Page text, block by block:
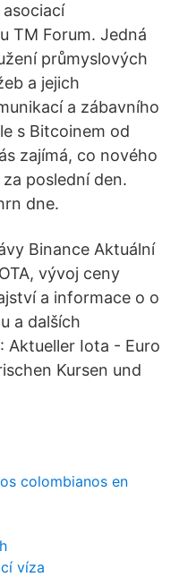
TM Forum. Jedná
průmyslových
a jejich
a zábavního
s Bitcoinem od
zajímá, co nového
poslední den.
dne.
Binance Aktuální
vývoj ceny
a informace o o
a dalších
Aktueller Iota - Euro
Kursen und
colombianos en
víza